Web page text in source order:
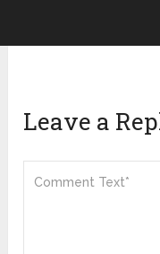
Leave a